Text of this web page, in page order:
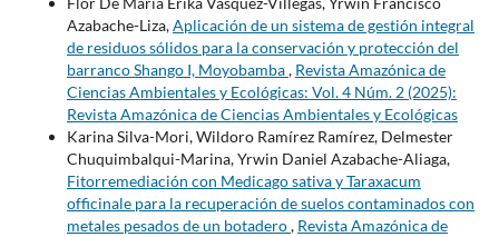
Azabache-Liza,Aplicación de un sistema de gestión integral
de residuos sólidos para la conservación y protección del
barranco Shango I, Moyobamba, Revista Amazónica de
Ciencias Ambientales y Ecológicas: Vol. 4 Núm. 2 (2025):
Revista Amazónica de Ciencias Ambientales y Ecológicas
Karina Silva-Mori, Wildoro Ramírez Ramírez, Delmester
Chuquimbalqui-Marina, Yrwin Daniel Azabache-Aliaga,
Fitorremediación con Medicago sativa y Taraxacum
officinale para la recuperación de suelos contaminados con
metales pesados de un botadero, Revista Amazónica de